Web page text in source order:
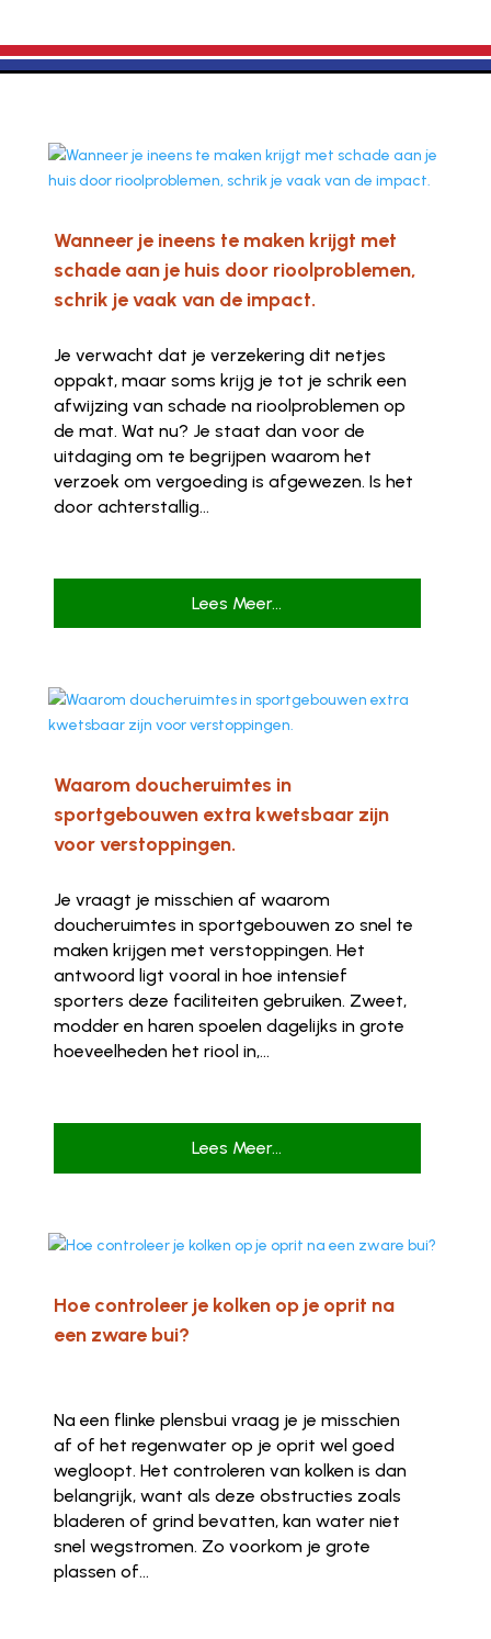
Wanneer je ineens te maken krijgt met
schade aan je huis door rioolproblemen,
schrik je vaak van de impact.
Je verwacht dat je verzekering dit netjes
oppakt, maar soms krijg je tot je schrik een
afwijzing van schade na rioolproblemen op
de mat. Wat nu? Je staat dan voor de
uitdaging om te begrijpen waarom het
verzoek om vergoeding is afgewezen. Is het
door achterstallig...
Lees Meer...
Waarom doucheruimtes in
sportgebouwen extra kwetsbaar zijn
voor verstoppingen.
Je vraagt je misschien af waarom
doucheruimtes in sportgebouwen zo snel te
maken krijgen met verstoppingen. Het
antwoord ligt vooral in hoe intensief
sporters deze faciliteiten gebruiken. Zweet,
modder en haren spoelen dagelijks in grote
hoeveelheden het riool in,...
Lees Meer...
Hoe controleer je kolken op je oprit na
een zware bui?
Na een flinke plensbui vraag je je misschien
af of het regenwater op je oprit wel goed
wegloopt. Het controleren van kolken is dan
belangrijk, want als deze obstructies zoals
bladeren of grind bevatten, kan water niet
snel wegstromen. Zo voorkom je grote
plassen of...